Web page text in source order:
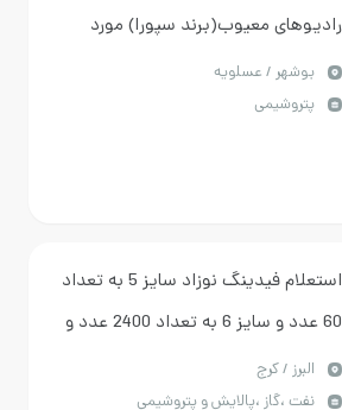
معیوب(برند سپورا) مورد
درپالایشگاه سوم مجتمع گاز
/ عسلویه
استعلام فیدینگ نوزاد سایز 5 به تعداد
60 عدد و سایز 6 به تعداد 2400 عدد و
/ کرج
،گاز ،پالایش و پتروشیمی